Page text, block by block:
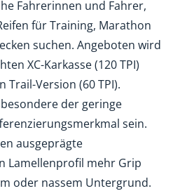
Fahrerinnen und Fahrer,
für Training, Marathon
suchen. Angeboten wird
XC-Karkasse (120 TPI)
Version (60 TPI).
der geringe
sein.
ausgeprägte
Lamellenprofil mehr Grip
oder nassem Untergrund.